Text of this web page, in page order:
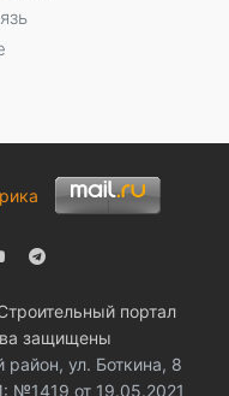
портал
защищены
ул. Боткина, 8
№1419 от 19.05.2021